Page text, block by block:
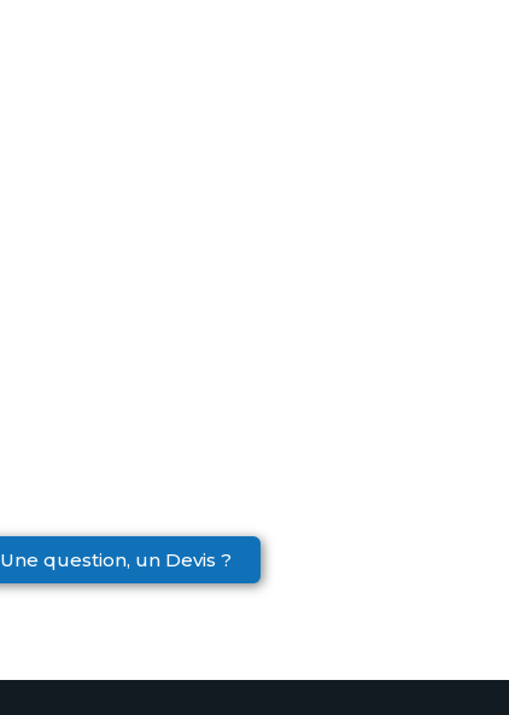
Une question, un Devis ?